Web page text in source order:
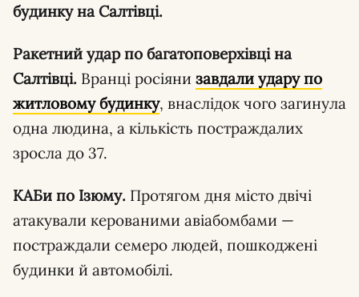
будинку на Салтівці.
Ракетний удар по багатоповерхівці на
Салтівці. Вранці росіяни завдали удару по
житловому будинку, внаслідок чого загинула
одна людина, а кількість постраждалих
зросла до 37.
КАБи по Ізюму. Протягом дня місто двічі
атакували керованими авіабомбами —
постраждали семеро людей, пошкоджені
будинки й автомобілі.